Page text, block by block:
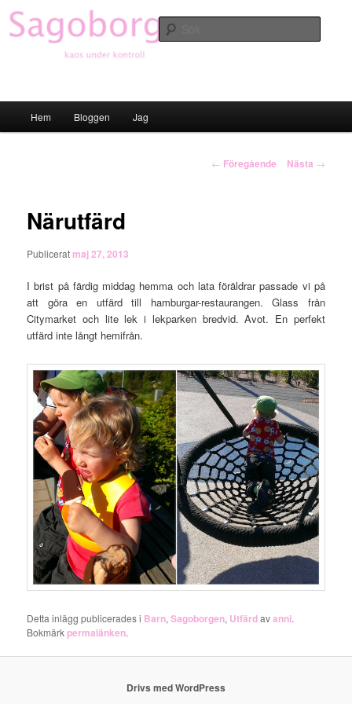
Hoppa
till
primärt
Hem Bloggen Jag
Inläggsnavigering
← Föregående Nästa →
Närutfärd
Publicerat maj 27, 2013
I brist på färdig middag hemma och lata föräldrar passade vi på
att göra en utfärd till hamburgar-restaurangen. Glass från
Citymarket och lite lek i lekparken bredvid. Avot. En perfekt
utfärd inte långt hemifrån.
Detta inlägg publicerades i Barn,Sagoborgen, Utfärdavanni.
Bokmärkpermalänken.
Drivs med WordPress